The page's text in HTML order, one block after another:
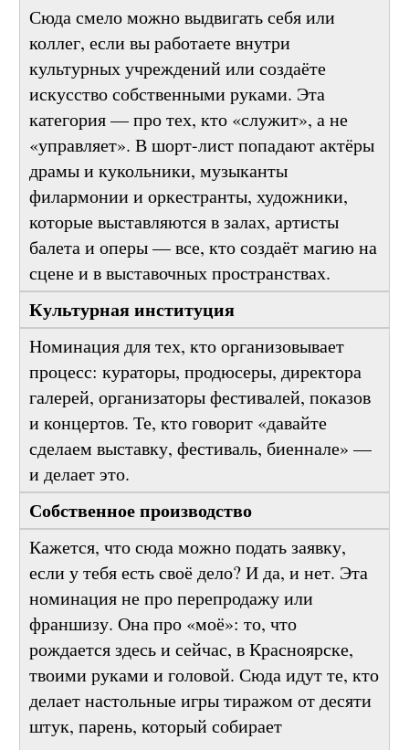
Искусство
Сюда смело можно выдвигать себя или
коллег, если вы работаете внутри
культурных учреждений или создаёте
искусство собственными руками. Эта
категория — про тех, кто «служит», а не
«управляет». В шорт-лист попадают актёры
драмы и кукольники, музыканты
филармонии и оркестранты, художники,
которые выставляются в залах, артисты
балета и оперы — все, кто создаёт магию на
сцене и в выставочных пространствах.
Культурная институция
Номинация для тех, кто организовывает
процесс: кураторы, продюсеры, директора
галерей, организаторы фестивалей, показов
и концертов. Те, кто говорит «давайте
сделаем выставку, фестиваль, биеннале» —
и делает это.
Собственное производство
Кажется, что сюда можно подать заявку,
если у тебя есть своё дело? И да, и нет. Эта
номинация не про перепродажу или
франшизу. Она про «моё»: то, что
рождается здесь и сейчас, в Красноярске,
твоими руками и головой. Сюда идут те, кто
делает настольные игры тиражом от десяти